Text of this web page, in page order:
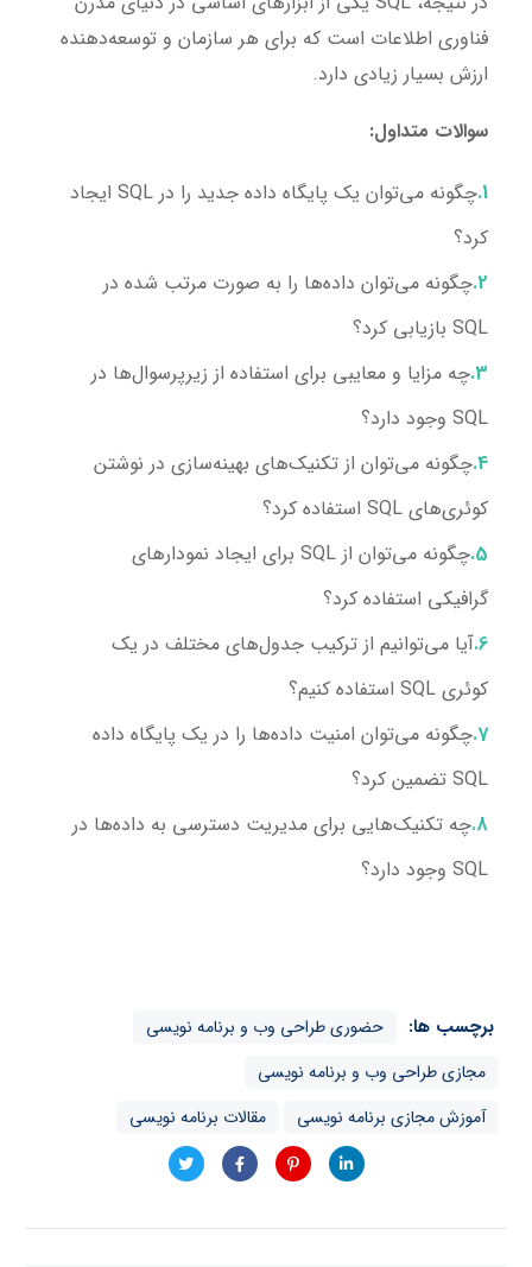
فناوری اطلاعات است که برای هر سازمان و توسعه‌دهنده
ارزش بسیار زیادی دارد.
سوالات متداول:
چگونه می‌توان یک پایگاه داده جدید را در SQL ایجاد
کرد؟
چگونه می‌توان داده‌ها را به صورت مرتب شده در
SQL بازیابی کرد؟
چه مزایا و معایبی برای استفاده از زیرپرسوال‌ها در
SQL وجود دارد؟
چگونه می‌توان از تکنیک‌های بهینه‌سازی در نوشتن
کوئری‌های SQL استفاده کرد؟
چگونه می‌توان از SQL برای ایجاد نمودارهای
گرافیکی استفاده کرد؟
آیا می‌توانیم از ترکیب جدول‌های مختلف در یک
کوئری SQL استفاده کنیم؟
چگونه می‌توان امنیت داده‌ها را در یک پایگاه داده
SQL تضمین کرد؟
چه تکنیک‌هایی برای مدیریت دسترسی به داده‌ها در
SQL وجود دارد؟
برچسب ها:
حضوری طراحی وب و برنامه نویسی
مجازی طراحی وب و برنامه نویسی
آموزش مجازی برنامه نویسی
مقالات برنامه نویسی